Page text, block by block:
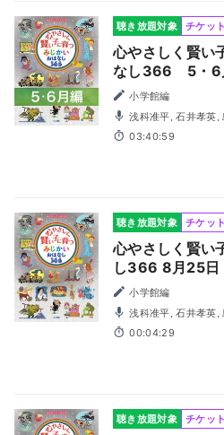
聴き放題対象 チケッ
心やさしく賢
なし366 5・6
小学館編
浅科准平, 石井孝英, 島田愛野, 南雲希美, 野津山幸宏, 八
木田幸恵, 山谷祥生, 神
03:40:59
聴き放題対象 チケッ
心やさしく賢い
し366 8月25日
小学館編
浅科准平, 石井孝英, 島田愛野, 南雲希美, 野津山幸宏, 八
木田幸恵, 山谷祥生, 神
00:04:29
聴き放題対象 チケッ